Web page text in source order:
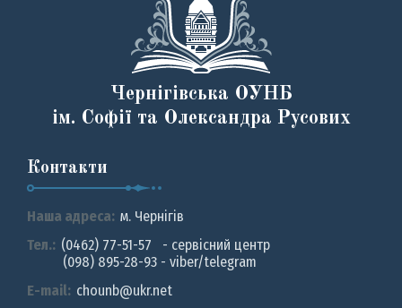
Чернігівська ОУНБ
ім. Софії та Олександра Русових
Контакти
Наша адреса: м. Чернiгiв
Тел.: (0462) 77-51-57 - сервісний центр
(098) 895-28-93 - viber/telegram
E-mail: chounb@ukr.net